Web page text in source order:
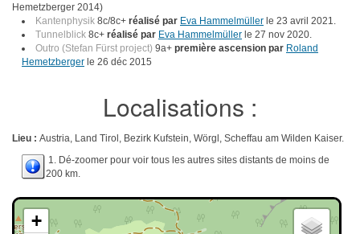
Hemetzberger 2014)
Kantenphysik 8c/8c+ réalisé par Eva Hammelmüller le 23 avril 2021.
Tunnelblick 8c+ réalisé par Eva Hammelmüller le 27 nov 2020.
Outro (Stefan Fürst project) 9a+ première ascension par Roland
Hemetzberger le 26 déc 2015
Localisations :
Lieu : Austria, Land Tirol, Bezirk Kufstein, Wörgl, Scheffau am Wilden Kaiser.
1. Dé-zoomer pour voir tous les autres sites distants de moins de
200 km.
+